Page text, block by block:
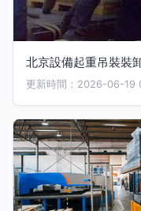
北京設備起重吊裝裝
更新時間：2026-06-19